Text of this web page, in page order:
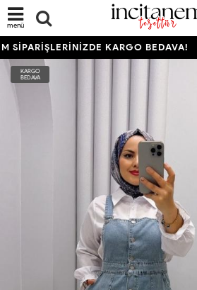
menü
SİPARİŞLERİNİZDE KARGO BEDAVA!
KARGO
BEDAVA